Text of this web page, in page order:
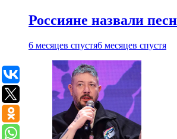
Россияне назвали
6 месяцев спустя6 месяцев спустя